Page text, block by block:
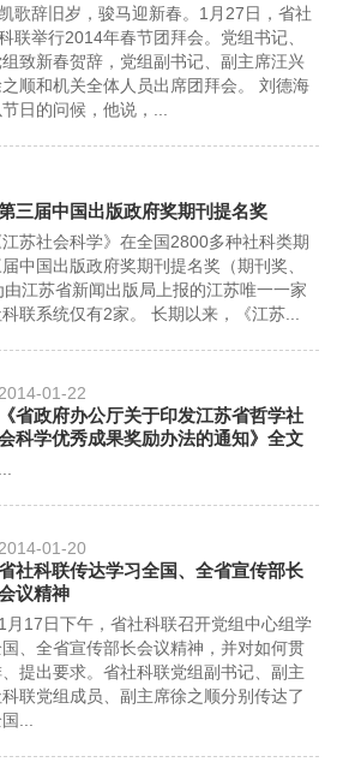
歌辞旧岁，骏马迎新春。1月27日，省社
联举行2014年春节团拜会。党组书记、
致新春贺辞，党组副书记、副主席汪兴
顺和机关全体人员出席团拜会。 刘德海
日的问候，他说，...
三届中国出版政府奖期刊提名奖
苏社会科学》在全国2800多种社科类期
中国出版政府奖期刊提名奖（期刊奖、
江苏省新闻出版局上报的江苏唯一一家
联系统仅有2家。 长期以来，《江苏...
2014-01-22
《省政府办公厅关于印发江苏省哲学社
科学优秀成果奖励办法的通知》全文
2014-01-20
社科联传达学习全国、全省宣传部长
议精神
1月17日下午，省社科联召开党组中心组学
、全省宣传部长会议精神，并对如何贯
提出要求。省社科联党组副书记、副主
联党组成员、副主席徐之顺分别传达了
...